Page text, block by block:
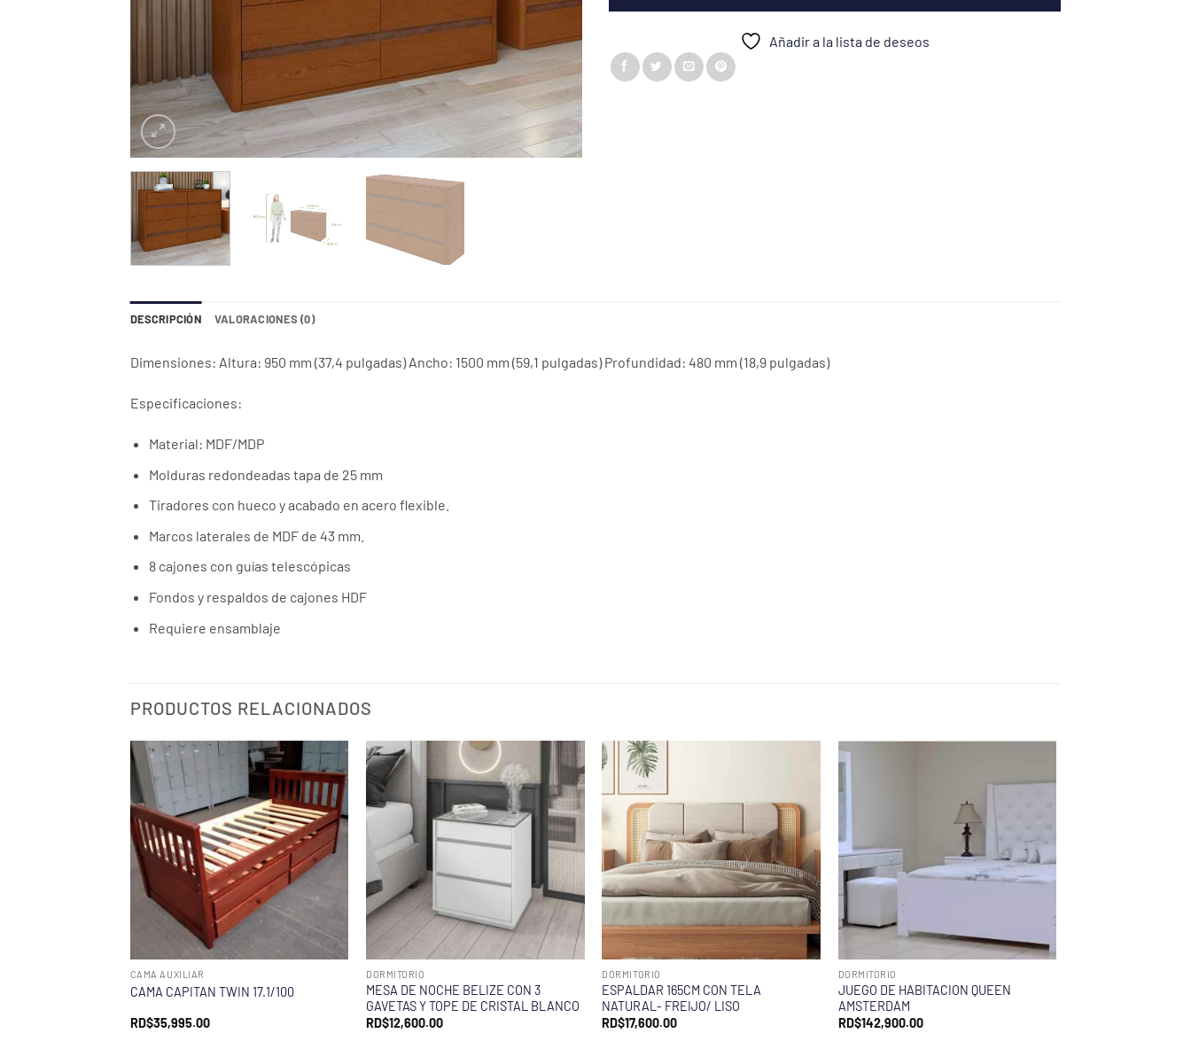
Añadir a la lista de deseos
DESCRIPCIÓN VALORACIONES (0)
Dimensiones: Altura: 950 mm (37,4 pulgadas) Ancho: 1500 mm (59,1 pulgadas) Profundidad: 480 mm (18,9 pulgadas)
Especificaciones:
Material: MDF/MDP
Molduras redondeadas tapa de 25 mm
Tiradores con hueco y acabado en acero flexible.
Marcos laterales de MDF de 43 mm.
8 cajones con guías telescópicas
Fondos y respaldos de cajones HDF
Requiere ensamblaje
PRODUCTOS RELACIONADOS
CAMA AUXILIAR
CAMA CAPITAN TWIN 17.1/100
RD$35,995.00
DORMITORIO
MESA DE NOCHE BELIZE CON 3
GAVETAS Y TOPE DE CRISTAL BLANCO
RD$12,600.00
DORMITORIO
ESPALDAR 165CM CON TELA
NATURAL- FREIJO/ LISO
RD$17,600.00
DORMITORIO
JUEGO DE HABITACION QUEEN
AMSTERDAM
RD$142,900.00